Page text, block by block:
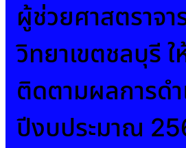
ผู้ช่วยศาสตราจ
วิทยาเขตชลบุรี
ติดตามผลการด
ปีงบประมาณ